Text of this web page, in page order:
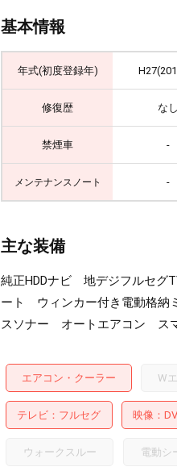
基本情報
年式(初度登録年)
修復歴 なし
禁煙車 -
メンテナンスノート -
主な装備
純正HDDナビ 地デジフルセ
ート ウィンカー付き電動格
スソナー オートエアコン ス
エアコン・クーラー W
テレビ フルセグ 映像
ウォークスルー 電動シ